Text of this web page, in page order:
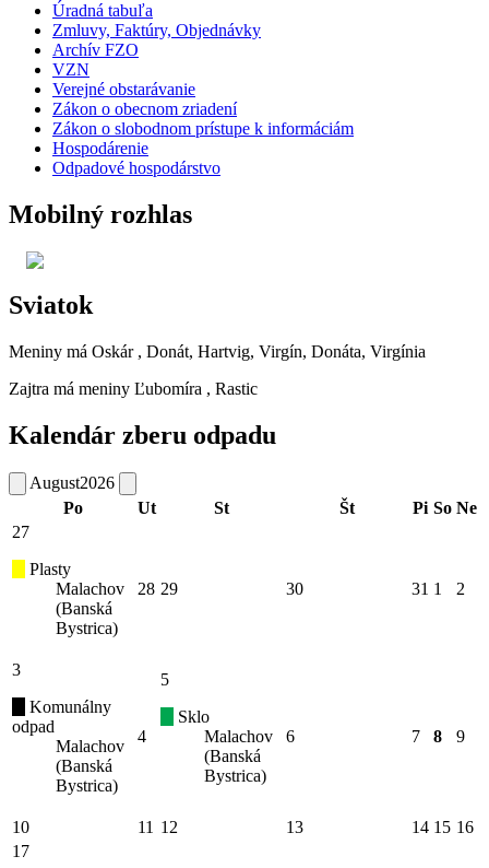
Úradná tabuľa
Zmluvy, Faktúry, Objednávky
Archív FZO
VZN
Verejné obstarávanie
Zákon o obecnom zriadení
Zákon o slobodnom prístupe k informáciám
Hospodárenie
Odpadové hospodárstvo
Mobilný rozhlas
Sviatok
Meniny má Oskár , Donát, Hartvig, Virgín, Donáta, Virgínia
Zajtra má meniny Ľubomíra , Rastic
Kalendár zberu odpadu
August2026
Po
Ut St Št Pi So Ne
27
Plasty
Malachov
(Banská
Bystrica)
28 29 30 31 1 2
3
Komunálny
odpad
Malachov
(Banská
Bystrica)
4
5
Sklo
Malachov
(Banská
Bystrica)
6 7 8 9
10 11 12 13 14 15 16
17